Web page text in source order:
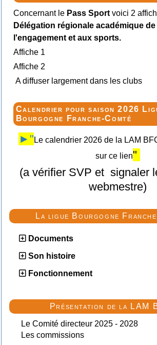
La ligue Bourgogne
Documents
Son histoire
Fonctionnement
Présentation de la LAM
Le Comité directeur 2025 - 2028
Les commissions
Concernant lePass Sportvoici 2
Délégation régionale académique
l'engagement et aux sports.
Affiche 1
Affiche 2
A diffuser largement dans les clubs
Calendrier pour saison 2026
Bourgogne Franche-Comté
►" Le calendrier 2026 de la LAM
sur ce lien"
(a vérifier SVP et signaler
webmestre)